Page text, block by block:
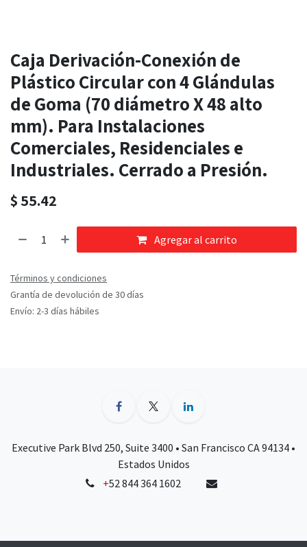
Caja Derivación-Conexión de
Plástico Circular con 4 Glándulas
de Goma (70 diámetro X 48 alto
mm). Para Instalaciones
Comerciales, Residenciales e
Industriales. Cerrado a Presión.
$ 55.42
Agregar al carrito
Términos y condiciones
Grantía de devolución de 30 días
Envío: 2-3 días hábiles
Executive Park Blvd 250, Suite 3400 • San Francisco CA 94134 •
Estados Unidos
+52 844 364 1602